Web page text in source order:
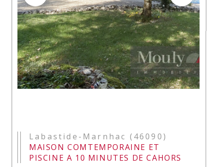
Labastide-Marnhac (46090)
MAISON COMTEMPORAINE ET
PISCINE A 10 MINUTES DE CAHORS